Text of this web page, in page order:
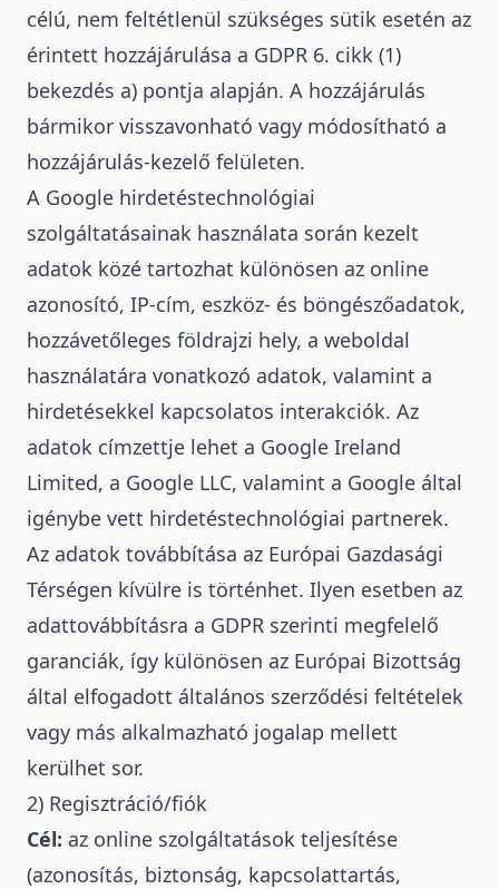
célú, nem feltétlenül szükséges sütik esetén az
érintett hozzájárulása a GDPR 6. cikk (1)
bekezdés a) pontja alapján. A hozzájárulás
bármikor visszavonható vagy módosítható a
hozzájárulás-kezelő felületen.
A Google hirdetéstechnológiai
szolgáltatásainak használata során kezelt
adatok közé tartozhat különösen az online
azonosító, IP-cím, eszköz- és böngészőadatok,
hozzávetőleges földrajzi hely, a weboldal
használatára vonatkozó adatok, valamint a
hirdetésekkel kapcsolatos interakciók. Az
adatok címzettje lehet a Google Ireland
Limited, a Google LLC, valamint a Google által
igénybe vett hirdetéstechnológiai partnerek.
Az adatok továbbítása az Európai Gazdasági
Térségen kívülre is történhet. Ilyen esetben az
adattovábbításra a GDPR szerinti megfelelő
garanciák, így különösen az Európai Bizottság
által elfogadott általános szerződési feltételek
vagy más alkalmazható jogalap mellett
kerülhet sor.
2) Regisztráció/fiók
Cél: az online szolgáltatások teljesítése
(azonosítás, biztonság, kapcsolattartás,